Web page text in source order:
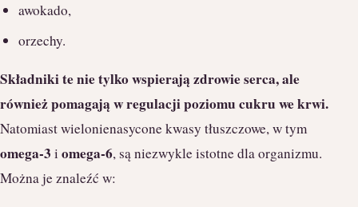
awokado,
orzechy.
Składniki te nie tylko wspierają zdrowie serca, ale
również pomagają w regulacji poziomu cukru we krwi.
Natomiast wielonienasycone kwasy tłuszczowe, w tym
omega-3 i omega-6, są niezwykle istotne dla organizmu.
Można je znaleźć w: